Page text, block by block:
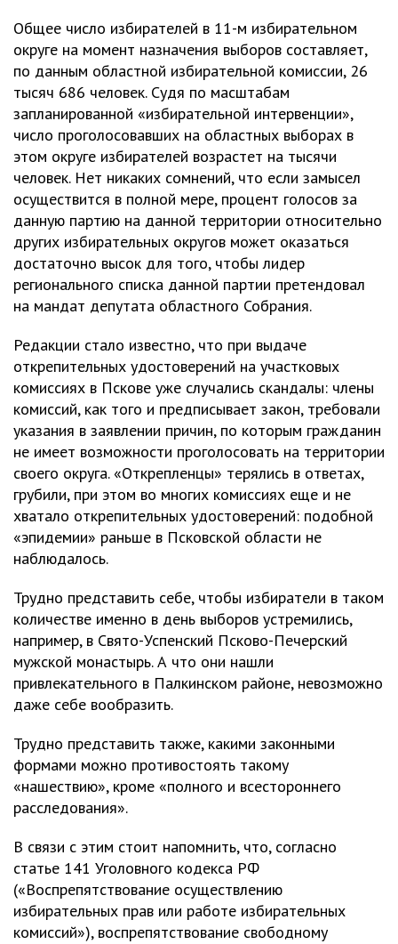
Общее число избирателей в 11-м избирательном
округе на момент назначения выборов составляет,
по данным областной избирательной комиссии, 26
тысяч 686 человек. Судя по масштабам
запланированной «избирательной интервенции»,
число проголосовавших на областных выборах в
этом округе избирателей возрастет на тысячи
человек. Нет никаких сомнений, что если замысел
осуществится в полной мере, процент голосов за
данную партию на данной территории относительно
других избирательных округов может оказаться
достаточно высок для того, чтобы лидер
регионального списка данной партии претендовал
на мандат депутата областного Собрания.
Редакции стало известно, что при выдаче
открепительных удостоверений на участковых
комиссиях в Пскове уже случались скандалы: члены
комиссий, как того и предписывает закон, требовали
указания в заявлении причин, по которым гражданин
не имеет возможности проголосовать на территории
своего округа. «Открепленцы» терялись в ответах,
грубили, при этом во многих комиссиях еще и не
хватало открепительных удостоверений: подобной
«эпидемии» раньше в Псковской области не
наблюдалось.
Трудно представить себе, чтобы избиратели в таком
количестве именно в день выборов устремились,
например, в Свято-Успенский Псково-Печерский
мужской монастырь. А что они нашли
привлекательного в Палкинском районе, невозможно
даже себе вообразить.
Трудно представить также, какими законными
формами можно противостоять такому
«нашествию», кроме «полного и всестороннего
расследования».
В связи с этим стоит напомнить, что, согласно
статье 141 Уголовного кодекса РФ
(«Воспрепятствование осуществлению
избирательных прав или работе избирательных
комиссий»), воспрепятствование свободному